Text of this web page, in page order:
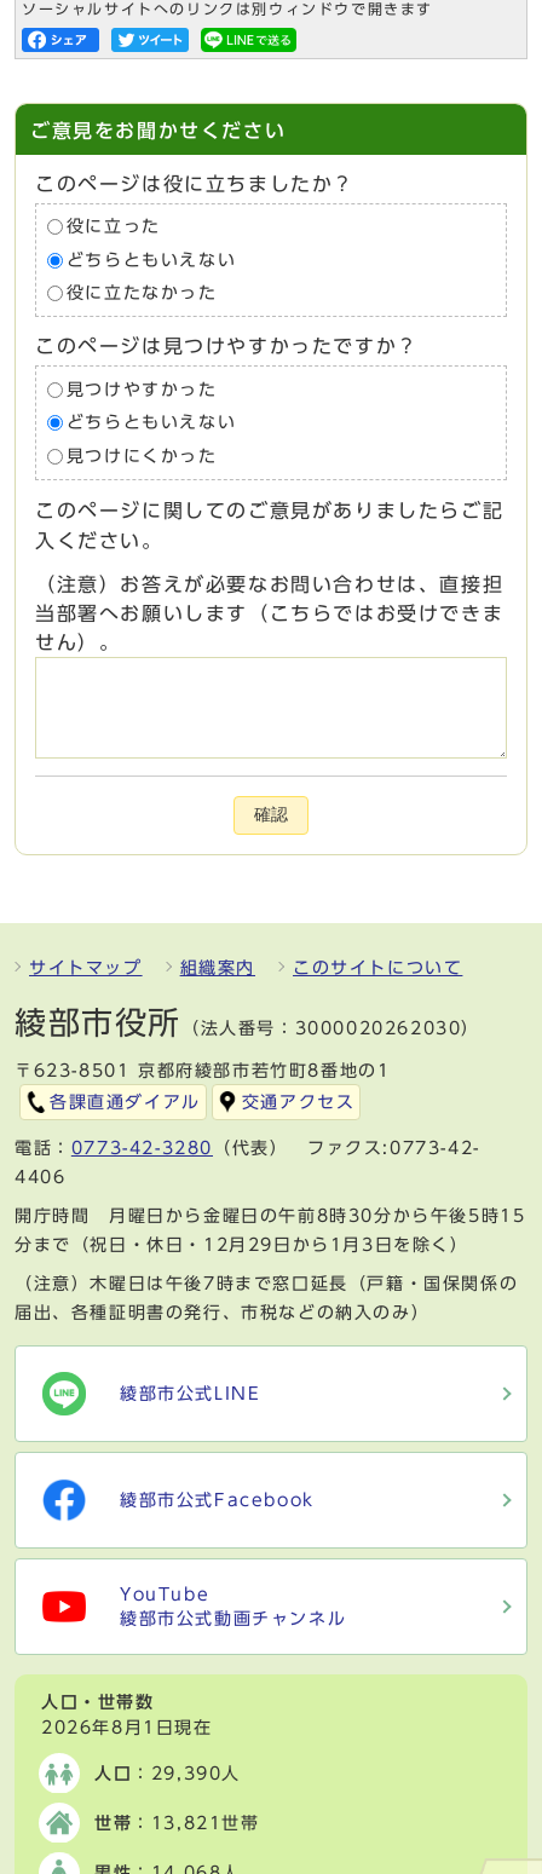
ソーシャルサイトへのリンクは別ウィンドウで開きます
ご意見をお聞かせください
このページは役に立ちましたか？
役に立った
どちらともいえない
役に立たなかった
このページは見つけやすかったですか？
見つけやすかった
どちらともいえない
見つけにくかった
このページに関してのご意見がありましたらご記
入ください。
（注意）お答えが必要なお問い合わせは、直接担
当部署へお願いします（こちらではお受けできま
せん）。
確認
サイトマップ 組織案内 このサイトについて
綾部市役所 （法人番号：3000020262030）
〒623-8501 京都府綾部市若竹町8番地の1
各課直通ダイアル
交通アクセス
電話： 0773-42-3280
（代表） ファクス:0773-42-
4406
開庁時間 月曜日から金曜日の午前8時30分から午後5時15
分まで（祝日・休日・12月29日から1月3日を除く）
（注意）木曜日は午後7時まで窓口延長（戸籍・国保関係の
届出、各種証明書の発行、市税などの納入のみ）
綾部市公式LINE
綾部市公式Facebook
YouTube
綾部市公式動画チャンネル
人口・世帯数
2026年8月1日現在
人口 ：29,390人
世帯 ：13,821世帯